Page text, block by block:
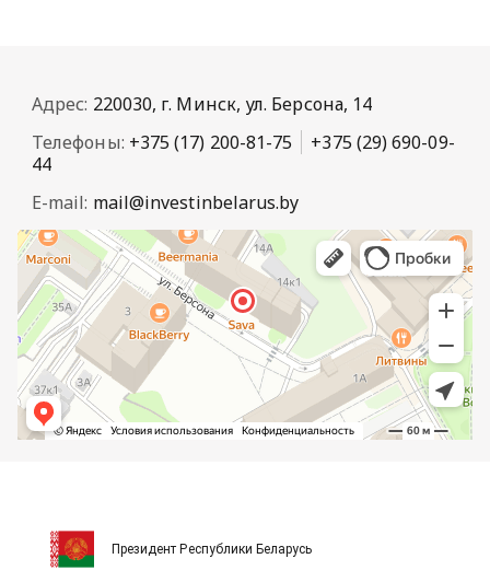
Адрес: 220030, г. Минск, ул. Берсона, 14
Телефоны: +375 (17) 200-81-75
+375 (29) 690-09-
44
E-mail: mail@investinbelarus.by
Президент Республики Беларусь